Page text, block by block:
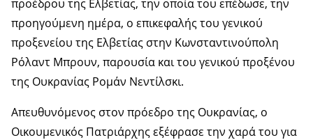
προέδρου της Ελβετίας, την οποία του επέδωσε, την
προηγούμενη ημέρα, ο επικεφαλής του γενικού
προξενείου της Ελβετίας στην Κωνσταντινούπολη
Ρόλαντ Μπρουν, παρουσία και του γενικού προξένου
της Ουκρανίας Ρομάν Νεντίλσκι.
Απευθυνόμενος στον πρόεδρο της Ουκρανίας, ο
Οικουμενικός Πατριάρχης εξέφρασε την χαρά του για